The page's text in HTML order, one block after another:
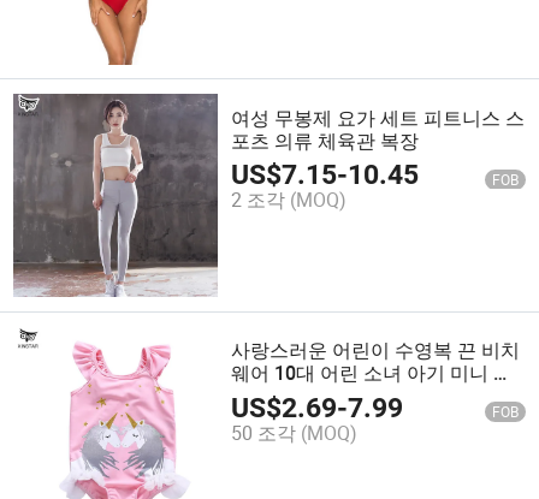
여성 무봉제 요가 세트 피트니스 스
포츠 의류 체육관 복장
US$7.15-10.45 FOB
2 조각 (MOQ)
사랑스러운 어린이 수영복 끈 비치
웨어 10대 어린 소녀 아기 미니 키
즈 비키니 모델
US$2.69-7.99 FOB
50 조각 (MOQ)